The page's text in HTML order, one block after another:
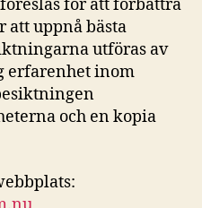
för att förbättra
att uppnå bästa
utföras av
erfarenhet inom
och en kopia